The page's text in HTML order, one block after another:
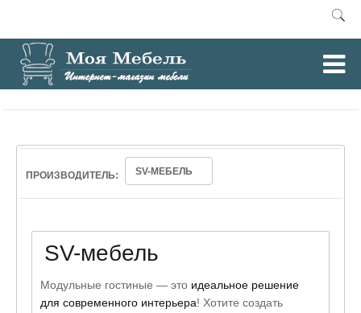
Главная / Модульные гостиные
ПРОИЗВОДИТЕЛЬ: SV-МЕБЕЛЬ
SV-мебель
Модульные гостиные — это идеальное решение
для современного интерьера! Хотите создать